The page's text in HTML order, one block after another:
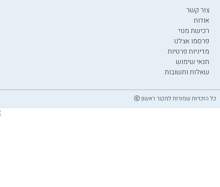
צור קשר
אודות
רכישת מנוי
פרסמו אצלנו
מדיניות פרטיות
תנאי שימוש
שאלות ותשובות
כל הזכויות שמורות למקור ראשון ⓒ